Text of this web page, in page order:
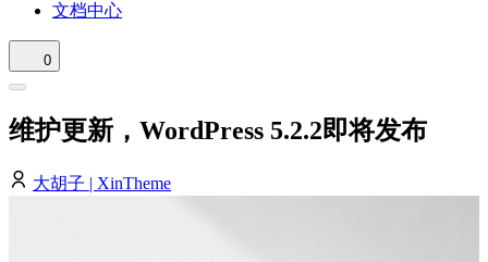
文档中心
0
维护更新，WordPress 5.2.2即将发布
大胡子 | XinTheme